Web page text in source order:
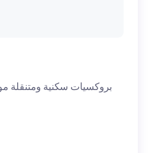
بروكسيات سكنية ومتنقلة